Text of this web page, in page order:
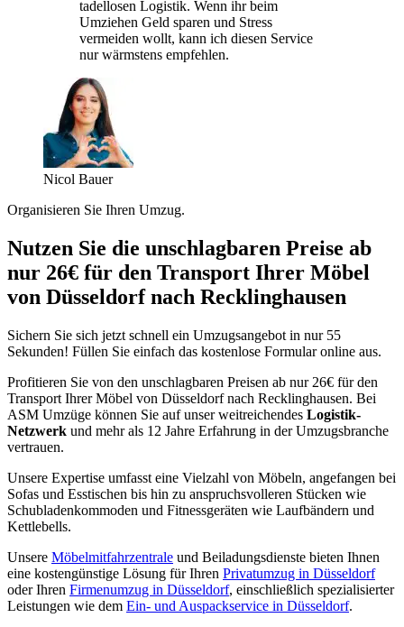
tadellosen Logistik. Wenn ihr beim
Umziehen Geld sparen und Stress
vermeiden wollt, kann ich diesen Service
nur wärmstens empfehlen.
Nicol Bauer
Organisieren Sie Ihren Umzug.
Nutzen Sie die unschlagbaren Preise ab
nur 26€ für den Transport Ihrer Möbel
von Düsseldorf nach Recklinghausen
Sichern Sie sich jetzt schnell ein Umzugsangebot in nur 55
Sekunden! Füllen Sie einfach das kostenlose Formular online aus.
Profitieren Sie von den unschlagbaren Preisen ab nur 26€ für den
Transport Ihrer Möbel von Düsseldorf nach Recklinghausen. Bei
ASM Umzüge können Sie auf unser weitreichendes Logistik-
Netzwerk und mehr als 12 Jahre Erfahrung in der Umzugsbranche
vertrauen.
Unsere Expertise umfasst eine Vielzahl von Möbeln, angefangen bei
Sofas und Esstischen bis hin zu anspruchsvolleren Stücken wie
Schubladenkommoden und Fitnessgeräten wie Laufbändern und
Kettlebells.
Unsere Möbelmitfahrzentrale und Beiladungsdienste bieten Ihnen
eine kostengünstige Lösung für Ihren Privatumzug in Düsseldorf
oder Ihren Firmenumzug in Düsseldorf, einschließlich spezialisierter
Leistungen wie dem Ein- und Auspackservice in Düsseldorf.